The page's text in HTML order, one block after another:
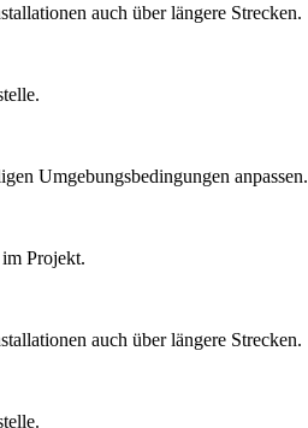
auch über längere Strecken.
Umgebungsbedingungen anpassen.
Projekt.
auch über längere Strecken.